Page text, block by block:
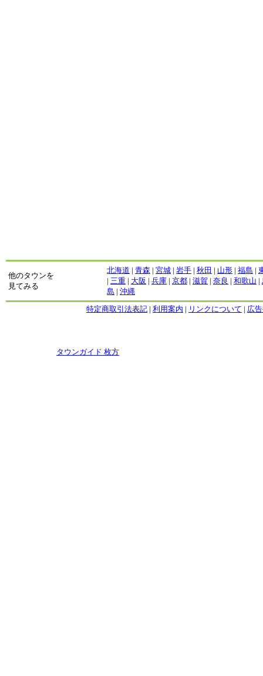
他のタウンを
見てみる
北海道 | 青森 | 宮城 | 岩手 | 秋田 | 山形 | 福島 |
| 三重 | 大阪 | 兵庫 | 京都 | 滋賀 | 奈良 | 和歌山 |
島 | 沖縄
特定商取引法表記 | 利用案内 | リンクについて | 広
タウンガイド 枚方